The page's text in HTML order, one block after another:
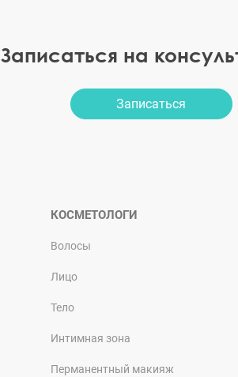
Записаться на
Записаться
КОСМЕТОЛОГИ
Волосы
Лицо
Тело
Интимная зона
Перманентный макияж